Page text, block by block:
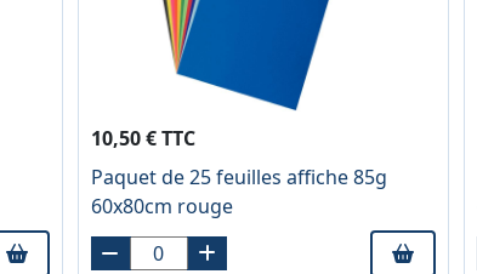
10,50 € TTC
Paquet de 25 feuilles affiche 85g
60x80cm rouge